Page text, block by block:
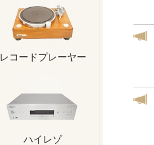
レコードプレーヤー
ハイレゾ